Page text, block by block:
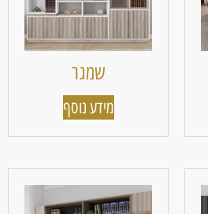
שמגר
מידע נוסף